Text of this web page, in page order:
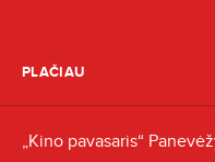
PLAČIAU
„Kino pavasaris“